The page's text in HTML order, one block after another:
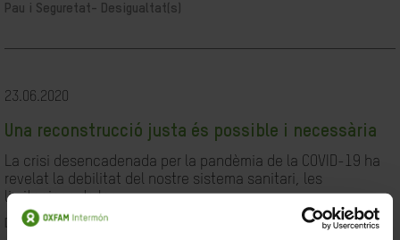
Pau i Seguretat-
Desigualtat(s)
23.06.2020
Una reconstrucció justa és possible i necessària
La crisi desencadenada per la pandèmia de la COVID-19 ha
revelat la debilitat del nostre sistema sanitari, les
limitacions de les...
Desigualtat(s)